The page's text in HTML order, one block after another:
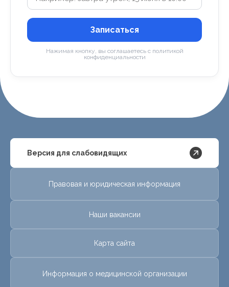
Записаться
Нажимая кнопку, вы соглашаетесь с политикой
конфиденциальности
Версия для слабовидящих
Правовая и юридическая информация
Наши вакансии
Карта сайта
Информация о медицинской организации